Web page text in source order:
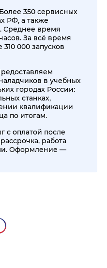
Более 350 сервисных
РФ, а также
Среднее время
За всё время
000 запусков
в учебных
городах России:
станках,
квалификации
по итогам.
с оплатой после
работа
Оформление —